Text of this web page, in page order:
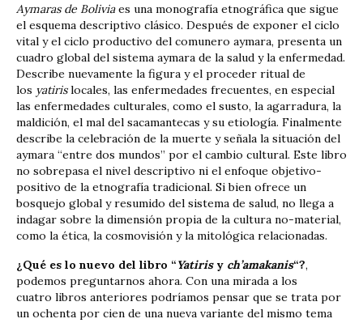
Aymaras de Boliviaes una monografía etnográfica que sigue
el esquema descriptivo clásico. Después de exponer el ciclo
vital y el ciclo productivo del comunero aymara, presenta un
cuadro global del sistema aymara de la salud y la enfermedad.
Describe nuevamente la figura y el proceder ritual de
los yatirislocales, las enfermedades frecuentes, en especial
las enfermedades culturales, como el susto, la agarradura, la
maldición, el mal del sacamantecas y su etiología. Finalmente
describe la celebración de la muerte y señala la situación del
aymara “entre dos mundos” por el cambio cultural. Este libro
no sobrepasa el nivel descriptivo ni el enfoque objetivo-
positivo de la etnografía tradicional. Si bien ofrece un
bosquejo global y resumido del sistema de salud, no llega a
indagar sobre la dimensión propia de la cultura no-material,
como la ética, la cosmovisión y la mitológica relacionadas.
¿Qué es lo nuevo del libro “Yatirisy ch’amakanis“?,
podemos preguntarnos ahora. Con una mirada a los
cuatro libros anteriores podríamos pensar que se trata por
un ochenta por cien de una nueva variante del mismo tema